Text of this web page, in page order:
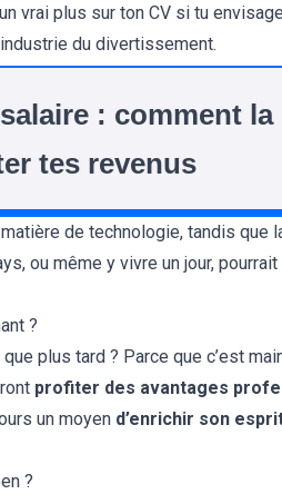
vrai plus sur ton CV si tu
du divertissement.
: comment
tes revenus
de technologie, tandis que
ou même y vivre un jour,
?
plus tard ? Parce que c’est
profiter des avantages
un moyen d’enrichir son
?